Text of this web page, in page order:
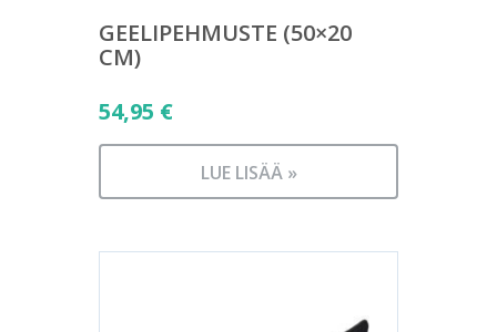
GEELIPEHMUSTE (50×20
CM)
54,95 €
LUE LISÄÄ »